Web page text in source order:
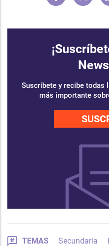
Suscríbete y recibe todas
más importante
TEMAS Secundaria